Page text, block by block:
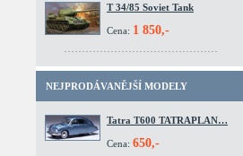
T 34/85 Soviet Tank
Cena: 1 850,-
NEJPRODÁVANĚJŠÍ MODELY
Tatra T600 TATRAPLAN…
Cena: 650,-